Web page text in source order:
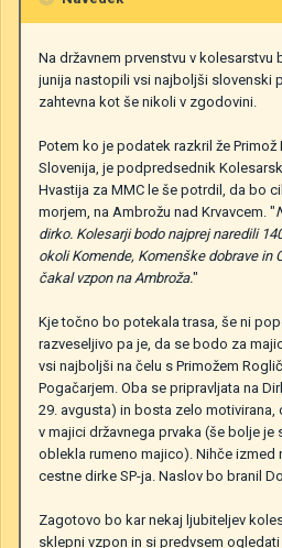
Na državnem prvenstvu v kolesarstvu
junija nastopili vsi najboljši slovenski
zahtevna kot še nikoli v zgodovini.
Potem ko je podatek razkril že
Slovenija, je podpredsednik
Hvastija za MMC le še potrdil, da bo
morjem, na Ambrožu nad Krvavcem. "
dirko. Kolesarji bodo najprej naredili
okoli Komende, Komenške dobrave in
čakal vzpon na Ambroža."
Kje točno bo potekala trasa, še ni
razveseljivo pa je, da se bodo za
vsi najboljši na čelu s Primožem
Pogačarjem. Oba se pripravljata na
29. avgusta) in bosta zelo
v majici državnega prvaka (še bolje je
oblekla rumeno majico). Nihče izmed
cestne dirke SP-ja. Naslov bo branil
Zagotovo bo kar nekaj ljubiteljev
sklepni vzpon in si predvsem